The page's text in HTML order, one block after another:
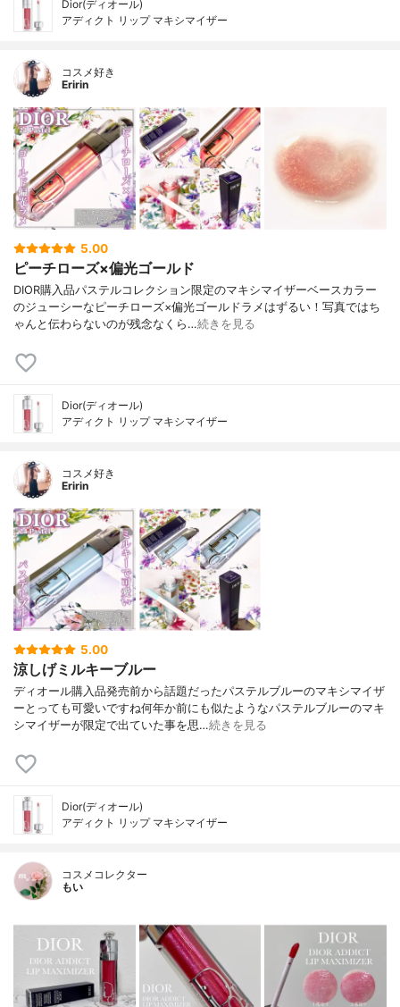
Dior(ディオール)
アディクト リップ マキシマイザー
コスメ好き
Eririn
5.00
ピーチローズ×偏光ゴールド
DIOR購入品パステルコレクション限定のマキシマイザーベースカラー
のジューシーなピーチローズ×偏光ゴールドラメはずるい！写真ではち
ゃんと伝わらないのが残念なくら…続きを見る
Dior(ディオール)
アディクト リップ マキシマイザー
コスメ好き
Eririn
5.00
涼しげミルキーブルー
ディオール購入品発売前から話題だったパステルブルーのマキシマイザ
ーとっても可愛いですね何年か前にも似たようなパステルブルーのマキ
シマイザーが限定で出ていた事を思…続きを見る
Dior(ディオール)
アディクト リップ マキシマイザー
コスメコレクター
もい